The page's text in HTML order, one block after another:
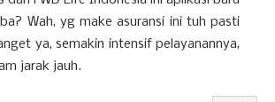
Wah, yg make asuransi ini tuh pasti
ya, semakin intensif pelayanannya,
jarak jauh.